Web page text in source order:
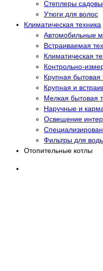
Степлеры
Утюги для волос
Климатическая техника
Автомобильные
Встраиваемая
Климатическая
Контрольно-
Крупная бытовая
Крупная и
Мелкая бытовая
Наручные и
Освещение
Фильтры для
Отопительные котлы